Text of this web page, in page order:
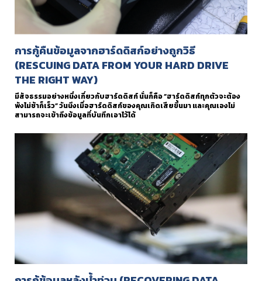
การกู้คืนข้อมูลจากฮาร์ดดิสก์อย่างถูกวิธี
(RESCUING DATA FROM YOUR HARD DRIVE
THE RIGHT WAY)
มีสัจธรรมอย่างหนึ่งเกี่ยวกับฮาร์ดดิสก์ นั่นก็คือ “ฮาร์ดดิสก์ทุกตัวจะต้อง
พังไม่ช้าก็เร็ว” วันนึงเมื่อฮาร์ดดิสก์ของคุณเกิดเสียขึ้นมา และคุณเองไม่
สามารถจะเข้าถึงข้อมูลที่บันทึกเอาไว้ได้